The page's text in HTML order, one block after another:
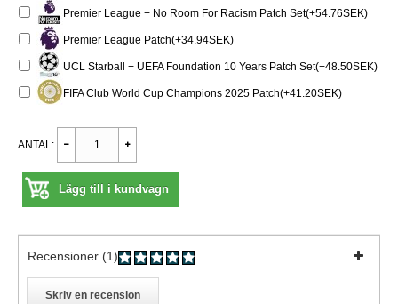
Premier League + No Room For Racism Patch Set(+54.76SEK)
Premier League Patch(+34.94SEK)
UCL Starball + UEFA Foundation 10 Years Patch Set(+48.50SEK)
FIFA Club World Cup Champions 2025 Patch(+41.20SEK)
ANTAL:
Lägg till i kundvagn
Recensioner (1)
Skriv en recension